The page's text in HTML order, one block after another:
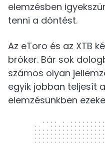
elemzésben
tenni a döntést.
Az eToro és az XTB
bróker. Bár sok
számos olyan
egyik jobban teljesít
elemzésünkben
320 x 50